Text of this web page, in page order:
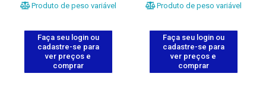
Produto de peso variável
Faça seu login ou
cadastre-se para
ver preços e
comprar
Produto de peso variável
Faça seu login ou
cadastre-se para
ver preços e
comprar